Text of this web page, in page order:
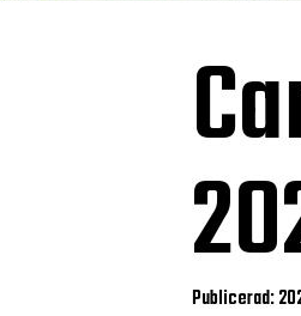
Publicerad: